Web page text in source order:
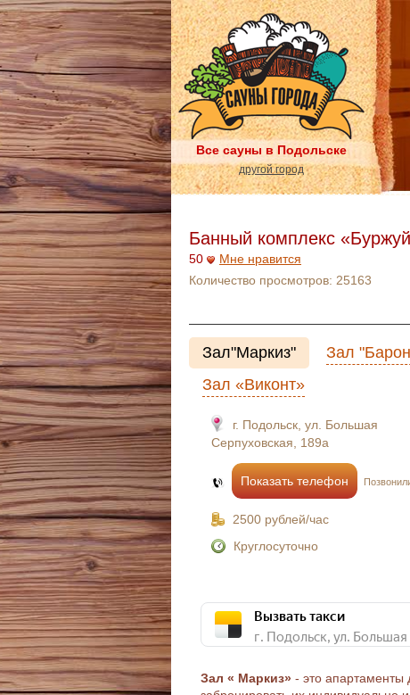
Все сауны в Подольске
другой город
Банный комплекс
50
Мне нравится
Количество просмотров: 25163
Зал"Маркиз" Зал
Зал «Виконт»
г. Подольск, ул. Большая
Серпуховская, 189а
Показать телефон
2500 рублей/час
Круглосуточно
Вызвать такси
Зал « Маркиз» - это апартаменты